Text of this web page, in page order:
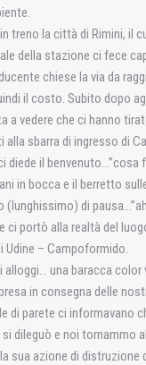
treno la città di Rimini, il
della stazione ci fece
chiese la via da
il costo. Subito dopo
a vedere che ci hanno
alla sbarra di ingresso di
diede il
in bocca e il berretto
(lunghissimo) di
ci portò alla realtà del
Udine – Campoformido.
alloggi… una baracca
in consegna delle
di parete ci informavano
dileguò e noi tornammo
sua azione di